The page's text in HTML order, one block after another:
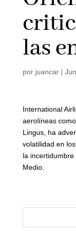
las
por juancar|
International
aerolíneas
Lingus, ha
volatilidad en
la
Medio.